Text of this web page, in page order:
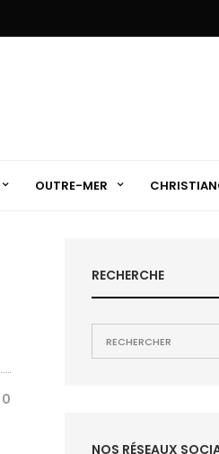
OUTRE-MER
0
RECHERCHE
NOS RÉSEAUX